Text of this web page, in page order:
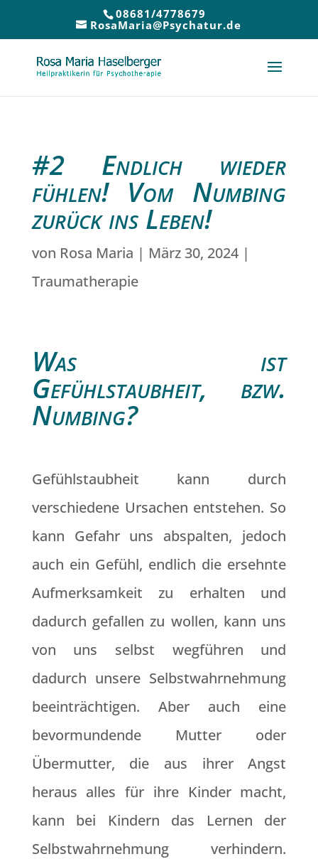
08681/4778679
RosaMaria@Psychatur.de
#2 Endlich wieder
fühlen! Vom Numbing
zurück ins Leben!
von Rosa Maria | März 30, 2024|
Traumatherapie
Was ist
Gefühlstaubheit, bzw.
Numbing?
Gefühlstaubheit kann durch
verschiedene Ursachen entstehen. So
kann Gefahr uns abspalten, jedoch
auch ein Gefühl, endlich die ersehnte
Aufmerksamkeit zu erhalten und
dadurch gefallen zu wollen, kann uns
von uns selbst wegführen und
dadurch unsere Selbstwahrnehmung
beeinträchtigen. Aber auch eine
bevormundende Mutter oder
Übermutter, die aus ihrer Angst
heraus alles für ihre Kinder macht,
kann bei Kindern das Lernen der
Selbstwahrnehmung verhindern.